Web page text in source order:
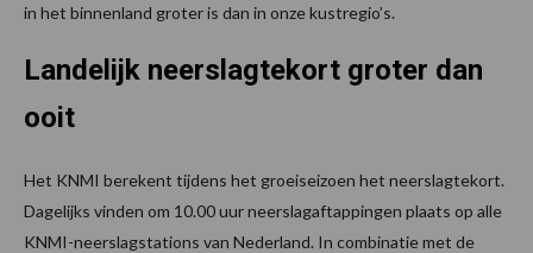
in het binnenland groter is dan in onze kustregio’s.
Landelijk neerslagtekort groter dan
ooit
Het KNMI berekent tijdens het groeiseizoen het neerslagtekort.
Dagelijks vinden om 10.00 uur neerslagaftappingen plaats op alle
KNMI-neerslagstations van Nederland. In combinatie met de